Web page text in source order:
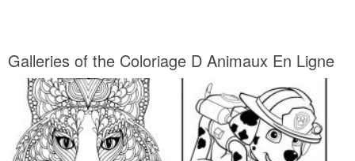
Galleries of the Coloriage D Animaux En Ligne